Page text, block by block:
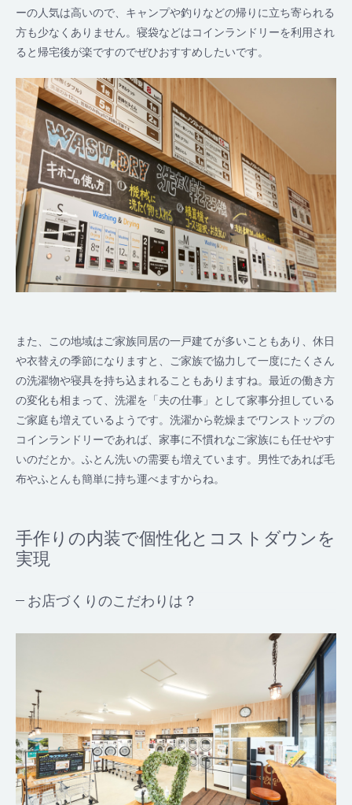
ーの人気は高いので、キャンプや釣りなどの帰りに立ち寄られる
方も少なくありません。寝袋などはコインランドリーを利用され
ると帰宅後が楽ですのでぜひおすすめしたいです。
また、この地域はご家族同居の一戸建てが多いこともあり、休日
や衣替えの季節になりますと、ご家族で協力して一度にたくさん
の洗濯物や寝具を持ち込まれることもありますね。最近の働き方
の変化も相まって、洗濯を「夫の仕事」として家事分担している
ご家庭も増えているようです。洗濯から乾燥までワンストップの
コインランドリーであれば、家事に不慣れなご家族にも任せやす
いのだとか。ふとん洗いの需要も増えています。男性であれば毛
布やふとんも簡単に持ち運べますからね。
手作りの内装で個性化とコストダウンを
実現
お店づくりのこだわりは？